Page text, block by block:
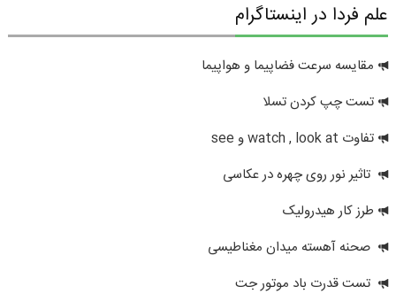
علم فردا در اینستاگرام
مقایسه سرعت فضاپیما و هواپیما
تست چپ کردن تسلا
تفاوت watch , look at و see
تاثیر نور روی چهره در عکاسی
طرز کار هیدرولیک
صحنه آهسته میدان مغناطیسی
تست قدرت باد موتور جت